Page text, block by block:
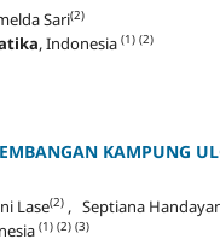
Sari(2)
, Indonesia (1) (2)
KAMPUNG
Lase(2) , Septiana
(1) (2) (3)